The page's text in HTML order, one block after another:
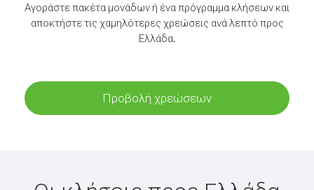
Αγοράστε πακέτα μονάδων ή ένα πρόγραμμα κλήσεων και
αποκτήστε τις χαμηλότερες χρεώσεις ανά λεπτό προς
Ελλάδα.
Προβολή χρεώσεων